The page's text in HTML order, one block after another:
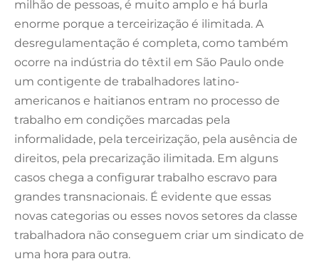
milhão de pessoas, é muito amplo e há burla
enorme porque a terceirização é ilimitada. A
desregulamentação é completa, como também
ocorre na indústria do têxtil em São Paulo onde
um contigente de trabalhadores latino-
americanos e haitianos entram no processo de
trabalho em condições marcadas pela
informalidade, pela terceirização, pela ausência de
direitos, pela precarização ilimitada. Em alguns
casos chega a configurar trabalho escravo para
grandes transnacionais. É evidente que essas
novas categorias ou esses novos setores da classe
trabalhadora não conseguem criar um sindicato de
uma hora para outra.